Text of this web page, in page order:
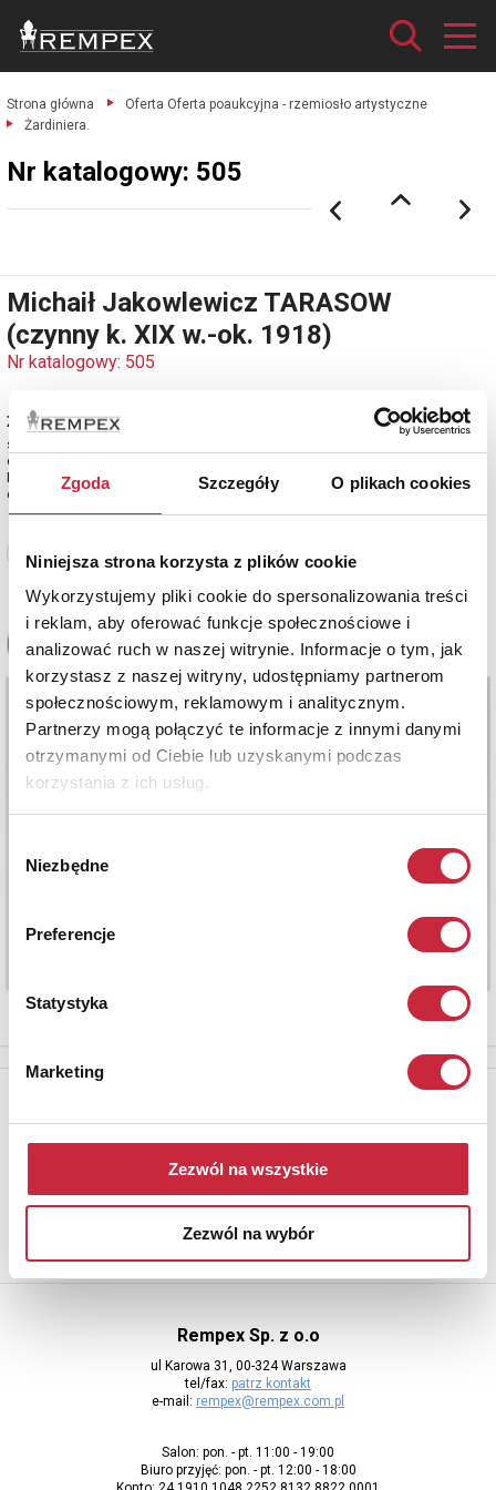
Zgoda Szczegóły O plikach cookies
Niniejsza strona korzysta z plików cookie
Wykorzystujemy pliki cookie do spersonalizowania treści
i reklam, aby oferować funkcje społecznościowe i
analizować ruch w naszej witrynie. Informacje o tym, jak
korzystasz z naszej witryny, udostępniamy partnerom
społecznościowym, reklamowym i analitycznym.
Partnerzy mogą połączyć te informacje z innymi danymi
otrzymanymi od Ciebie lub uzyskanymi podczas
korzystania z ich usług.
zgody
Niezbędne
Preferencje
Statystyka
Marketing
Zezwól na wszystkie
Zezwól na wybór
Strona główna
Oferta Oferta poaukcyjna - rzemiosło artystyczne
Żardiniera.
Nr katalogowy: 505
Michaił Jakowlewicz TARASOW
(czynny k. XIX w.-ok. 1918)
Nr katalogowy: 505
Żardiniera
srebro częściowo złocone cechowane; wys. 12,5 cm, szer. 35 cm, głęb. 15
cm, waga 4941 g.
Rosja, Moskwa, 1908-ok. 1915.
estymacja: 10 000 - 12 000 zł
Zobacz pełne informacje
Rempex Sp. z o.o
ul Karowa 31, 00-324 Warszawa
tel/fax: patrz kontakt
e-mail: rempex@rempex.com.pl
Salon: pon. - pt. 11:00 - 19:00
Biuro przyjęć: pon. - pt. 12:00 - 18:00